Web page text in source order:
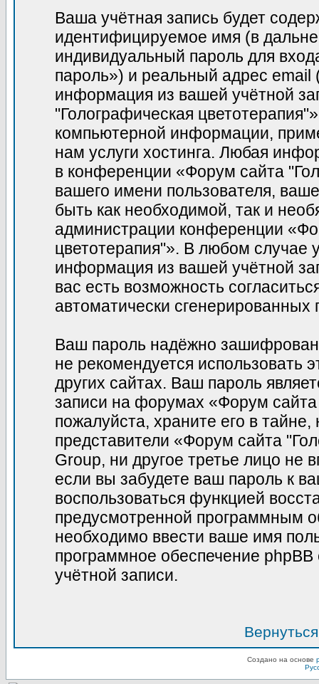
Ваша учётная запись будет
идентифицируемое имя (в
индивидуальный пароль для
пароль») и реальный адрес
информация из вашей учётной
"Голографическая
компьютерной информации,
нам услуги хостинга. Любая
в конференции «Форум сайта
вашего имени пользователя,
быть как необходимой, так и
администрации конференции
цветотерапия"». В любом случае
информация из вашей учётной
вас есть возможность
автоматически
Ваш пароль надёжно
не рекомендуется использовать
других сайтах. Ваш пароль
записи на форумах «Форум сайта
пожалуйста, храните его в тайне,
представители «Форум сайта
Group, ни другое третье лицо не
если вы забудете ваш пароль к
воспользоваться функцией
предусмотренной программным
необходимо ввести ваше имя
программное обеспечение
учётной записи.
Создано на основе